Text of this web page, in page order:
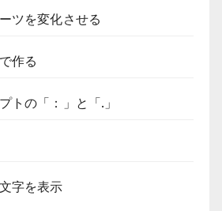
ツを変化させる
作る
トの「：」と「.」
字を表示